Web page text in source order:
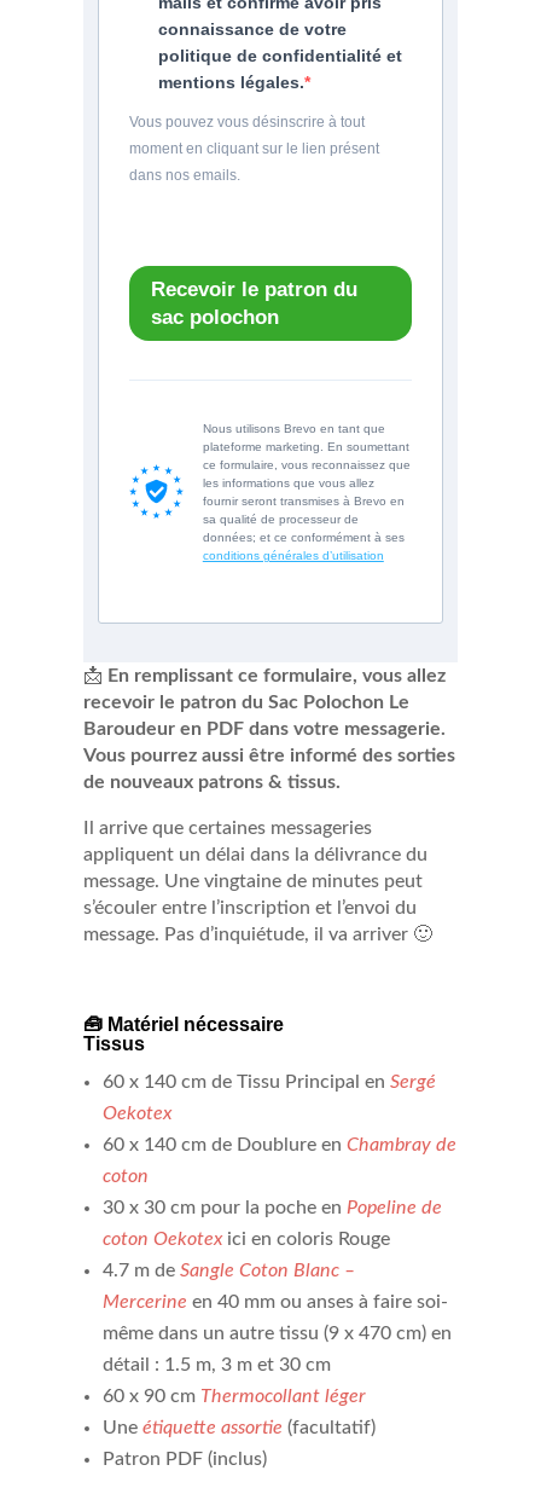
connaissance de votre
politique de confidentialité et
mentions légales.
Vous pouvez vous désinscrire à tout
moment en cliquant sur le lien présent
dans nos emails.
Recevoir le patron du
sac polochon
Nous utilisons Brevo en tant que
plateforme marketing. En soumettant
ce formulaire, vous reconnaissez que
les informations que vous allez
fournir seront transmises à Brevo en
sa qualité de processeur de
données; et ce conformément à ses
conditions générales d’utilisation
📩 En remplissant ce formulaire, vous allez
recevoir le patron du Sac Polochon Le
Baroudeur en PDF dans votre messagerie.
Vous pourrez aussi être informé des sorties
de nouveaux patrons & tissus.
Il arrive que certaines messageries
appliquent un délai dans la délivrance du
message. Une vingtaine de minutes peut
s’écouler entre l’inscription et l’envoi du
message. Pas d’inquiétude, il va arriver 🙂
🧰 Matériel nécessaire
Tissus
60 x 140 cm de Tissu Principal en Sergé
Oekotex
60 x 140 cm de Doublure en Chambray de
coton
30 x 30 cm pour la poche en Popeline de
coton Oekotexici en coloris Rouge
4.7 m de Sangle Coton Blanc –
Mercerine en 40 mm ou anses à faire soi-
même dans un autre tissu (9 x 470 cm) en
détail : 1.5 m, 3 m et 30 cm
60 x 90 cm Thermocollant léger
Une étiquette assortie (facultatif)
Patron PDF (inclus)